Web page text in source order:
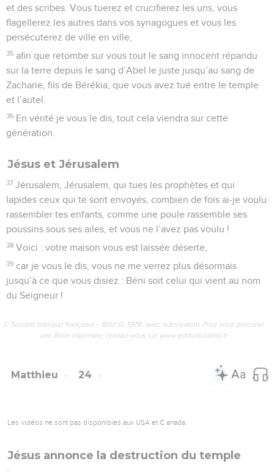
et des scribes. Vous tuerez et crucifierez les uns, vous
flagellerez les autres dans vos synagogues et vous les
persécuterez de ville en ville,
35 afin que retombe sur vous tout le sang innocent répandu
sur la terre depuis le sang d’Abel le juste jusqu’au sang de
Zacharie, fils de Bérékia, que vous avez tué entre le temple
et l’autel.
36 En vérité je vous le dis, tout cela viendra sur cette
génération.
Jésus et Jérusalem
37 Jérusalem, Jérusalem, qui tues les prophètes et qui
lapides ceux qui te sont envoyés, combien de fois ai-je voulu
rassembler tes enfants, comme une poule rassemble ses
poussins sous ses ailes, et vous ne l’avez pas voulu !
38 Voici : votre maison vous est laissée déserte,
39 car je vous le dis, vous ne me verrez plus désormais
jusqu’à ce que vous disiez : Béni soit celui qui vient au nom
du Seigneur !
© Société biblique française – Bibli’O, 1978, avec autorisation. Pour vous procurer
une Bible imprimée, rendez-vous sur www.editionsbiblio.fr
Matthieu 24
Les vidéos ne sont pas disponibles aux USA et C anada.
Jésus annonce la destruction du temple